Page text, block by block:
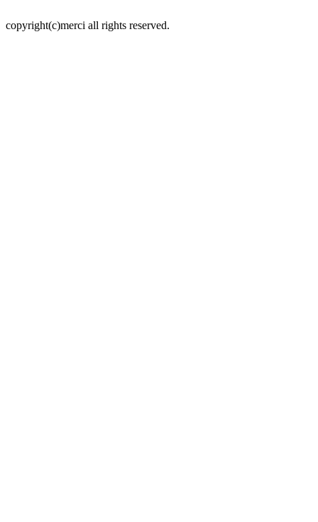
copyright(c)merci all rights reserved.